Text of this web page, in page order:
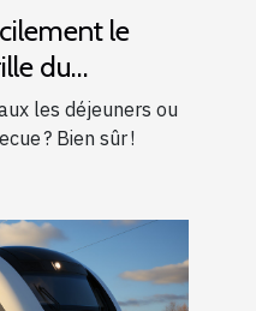
le
du
les déjeuners ou
? Bien sûr !